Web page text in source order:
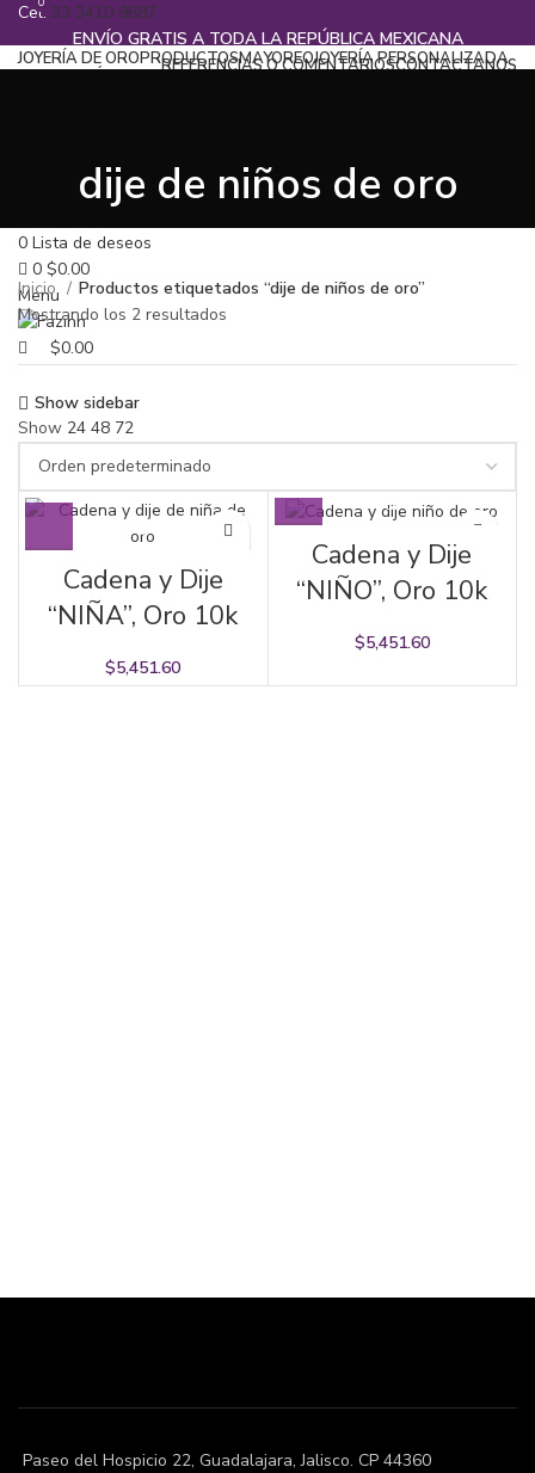
Cel. 33 3410 9687
ENVÍO GRATIS A TODA LA REPÚBLICA MEXICANA
REFERENCIAS O COMENTARIOSCONTACTANOS
JOYERÍA DE OROPRODUCTOSMAYOREOJOYERÍA PERSONALIZADA
BLOGCATÁLOGOS
0 Lista de deseos
0 $0.00
Menu
$0.00
dije de niños de oro
Inicio
Productos etiquetados “dije de niños de oro”
Mostrando los 2 resultados
Show sidebar
Show 24 48 72
Cadena y Dije
“NIÑA”, Oro 10k
$5,451.60
Cadena y Dije
“NIÑO”, Oro 10k
$5,451.60
Paseo del Hospicio 22, Guadalajara, Jalisco. CP 44360